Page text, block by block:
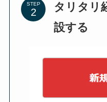
STEP
タリタリ
設する